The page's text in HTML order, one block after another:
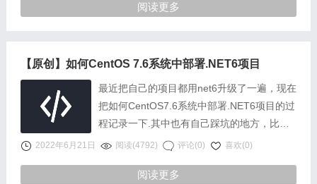
阅读更多
【原创】如何CentOS 7.6系统中部署.NET6项目
最近把自己的项目都用net6升级了一遍，现在
把如何CentOS7.6系统中部署.NET6项目的过
程记录一下.其中也有自己踩坑的地方，比如
网上又说如果不需要在linux上编译源码就不
2022年6月21日 阅读(4792) 评论(0) 喜欢(0)
阅读更多